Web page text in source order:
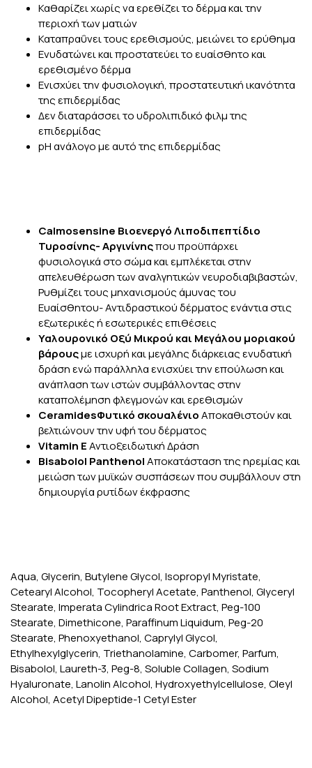
Καθαρίζει χωρίς να ερεθίζει το δέρμα και την
περιοχή των ματιών
Καταπραΰνει τους ερεθισμούς, μειώνει το ερύθημα
Ενυδατώνει και προστατεύει το ευαίσθητο και
ερεθισμένο δέρμα
Ενισχύει την φυσιολογική, προστατευτική ικανότητα
της επιδερμίδας
Δεν διαταράσσει το υδρολιπιδικό φιλμ της
επιδερμίδας
pH ανάλογο με αυτό της επιδερμίδας
Calmosensine Bιοενεργό Λιποδιπεπτίδιο
Τυροσίνης- Αργινίνηςπου προϋπάρχει
φυσιολογικά στο σώμα και εμπλέκεται στην
απελευθέρωση των αναλγητικών νευροδιαβιβαστών,
Ρυθμίζει τους μηχανισμούς άμυνας του
Ευαίσθητου- Αντιδραστικού δέρματος ενάντια στις
εξωτερικές ή εσωτερικές επιθέσεις
Υαλουρονικό Οξύ Μικρού και Μεγάλου μοριακού
βάρουςμε ισχυρή και μεγάλης διάρκειας ενυδατική
δράση ενώ παράλληλα ενισχύει την επούλωση και
ανάπλαση των ιστών συμβάλλοντας στην
καταπολέμηση φλεγμονών και ερεθισμών
CeramidesΦυτικό σκουαλένιοΑποκαθιστούν και
βελτιώνουν την υφή του δέρματος
Vitamin EΑντιοξειδωτική Δράση
Bisabolol PanthenolΑποκατάσταση της ηρεμίας και
μειώση των μυϊκών συσπάσεων που συμβάλλουν στη
δημιουργία ρυτίδων έκφρασης
Aqua, Glycerin, Butylene Glycol, Isopropyl Myristate,
Cetearyl Alcohol, Tocopheryl Acetate, Panthenol, Glyceryl
Stearate, Imperata Cylindrica Root Extract, Peg-100
Stearate, Dimethicone, Paraffinum Liquidum, Peg-20
Stearate, Phenoxyethanol, Caprylyl Glycol,
Ethylhexylglycerin, Triethanolamine, Carbomer, Parfum,
Bisabolol, Laureth-3, Peg-8, Soluble Collagen, Sodium
Hyaluronate, Lanolin Alcohol, Hydroxyethylcellulose, Oleyl
Alcohol, Acetyl Dipeptide-1 Cetyl Ester